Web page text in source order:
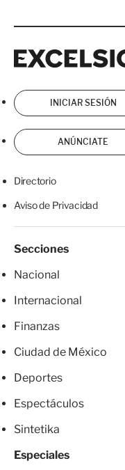
INICIAR SESIÓN
ANÚNCIATE
Directorio
Aviso de Privacidad
Secciones
Nacional
Internacional
Finanzas
Ciudad de México
Deportes
Espectáculos
Sintetika
Especiales